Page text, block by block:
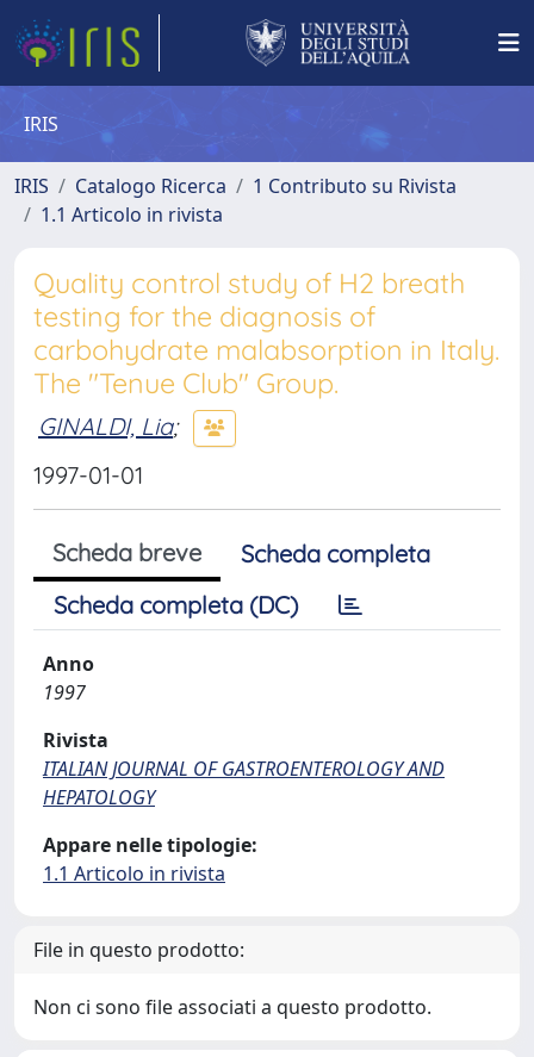
IRIS
IRIS Catalogo Ricerca
1 Contributo su Rivista
1.1 Articolo in rivista
Quality control study of H2 breath
testing for the diagnosis of
carbohydrate malabsorption in Italy.
The "Tenue Club" Group.
GINALDI, Lia;
1997-01-01
Scheda breve
Scheda completa
Scheda completa (DC)
Anno
1997
Rivista
ITALIAN JOURNAL OF GASTROENTEROLOGY AND
HEPATOLOGY
Appare nelle tipologie:
1.1 Articolo in rivista
File in questo prodotto:
Non ci sono file associati a questo prodotto.